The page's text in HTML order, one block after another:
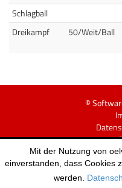
Schlagball
Dreikampf
50/Weit/Ball
©
Mit der Nutzung von
einverstanden, dass Cookies
werden.